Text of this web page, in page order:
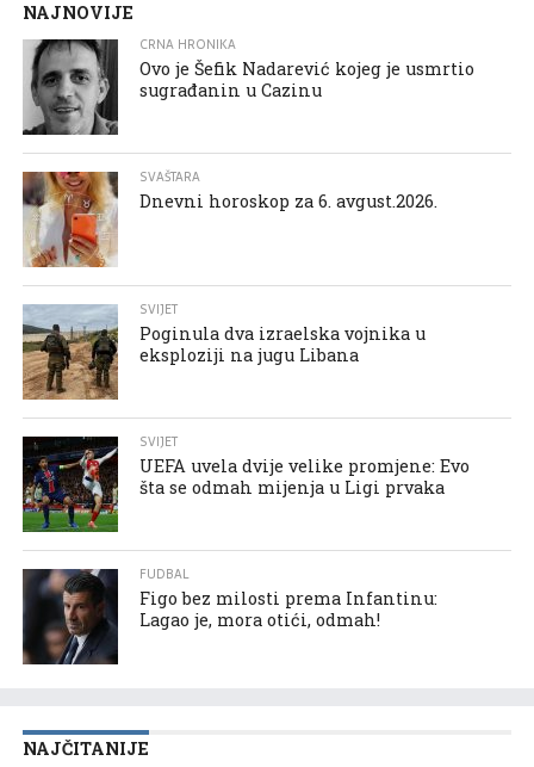
NAJNOVIJE
CRNA HRONIKA
Ovo je Šefik Nadarević kojeg je usmrtio
sugrađanin u Cazinu
SVAŠTARA
Dnevni horoskop za 6. avgust.2026.
SVIJET
Poginula dva izraelska vojnika u
eksploziji na jugu Libana
SVIJET
UEFA uvela dvije velike promjene: Evo
šta se odmah mijenja u Ligi prvaka
FUDBAL
Figo bez milosti prema Infantinu:
Lagao je, mora otići, odmah!
NAJČITANIJE